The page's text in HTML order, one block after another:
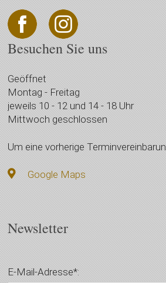
Besuchen Sie uns
Geöffnet
Montag - Freitag
jeweils 10 - 12 und 14 - 18 Uhr
Mittwoch geschlossen
Um eine vorherige
Google Maps
Newsletter
E-Mail-Adresse*: